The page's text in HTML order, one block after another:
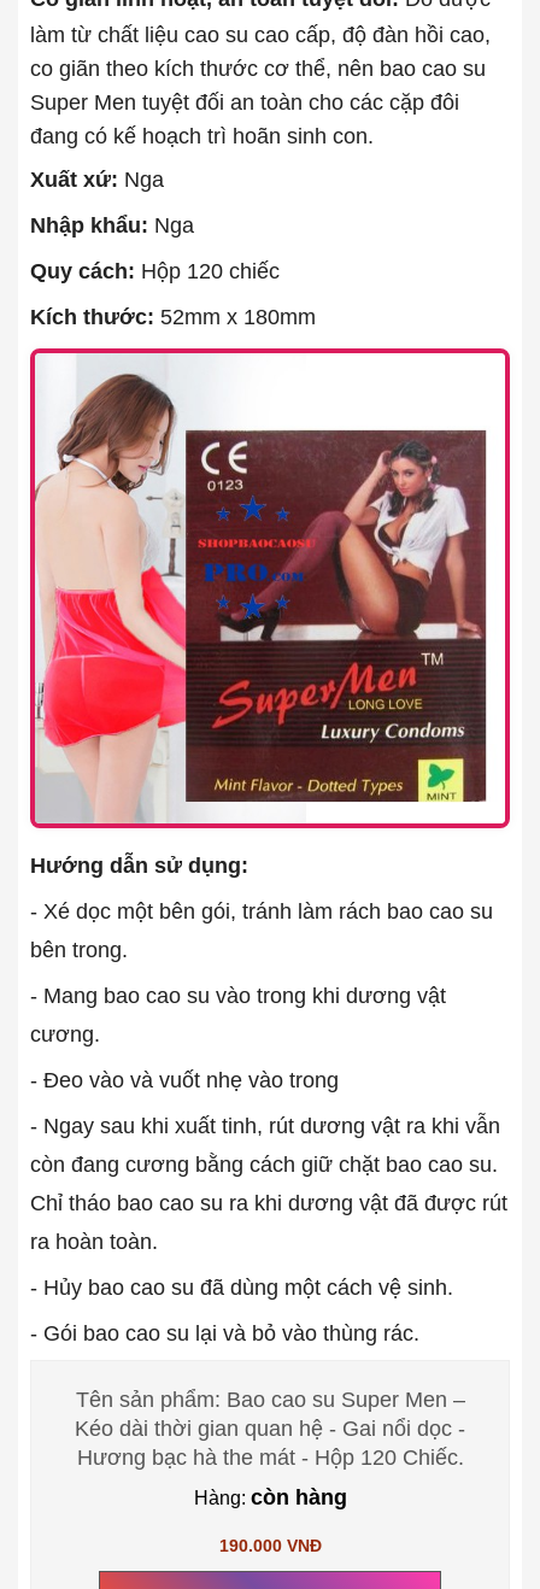
làm từ chất liệu cao su cao cấp, độ đàn hồi cao,
co giãn theo kích thước cơ thể, nên bao cao su
Super Men tuyệt đối an toàn cho các cặp đôi
đang có kế hoạch trì hoãn sinh con.
Xuất xứ: Nga
Nhập khẩu: Nga
Quy cách: Hộp 120 chiếc
Kích thước: 52mm x 180mm
Hướng dẫn sử dụng:
- Xé dọc một bên gói, tránh làm rách bao cao su
bên trong.
- Mang bao cao su vào trong khi dương vật
cương.
- Đeo vào và vuốt nhẹ vào trong
- Ngay sau khi xuất tinh, rút dương vật ra khi vẫn
còn đang cương bằng cách giữ chặt bao cao su.
Chỉ tháo bao cao su ra khi dương vật đã được rút
ra hoàn toàn.
- Hủy bao cao su đã dùng một cách vệ sinh.
- Gói bao cao su lại và bỏ vào thùng rác.
Tên sản phẩm: Bao cao su Super Men –
Kéo dài thời gian quan hệ - Gai nổi dọc -
Hương bạc hà the mát - Hộp 120 Chiếc.
Hàng: còn hàng
190.000 VNĐ